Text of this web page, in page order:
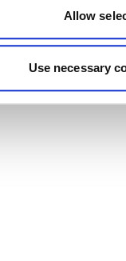
Allow
Use necessary